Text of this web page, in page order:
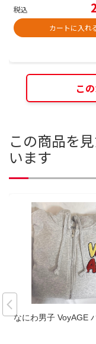
税込
カートに入れ
こ
この商品を
います
なにわ男子 VoyAGE